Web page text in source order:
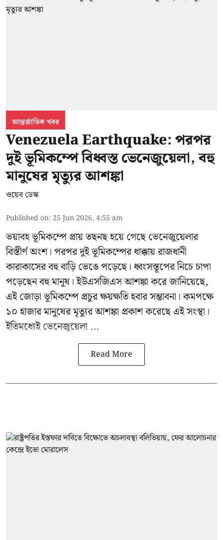
আন্তর্জাতিক খবর
Venezuela Earthquake: পরপর
দুই ভূমিকম্পে বিধ্বস্ত ভেনেজুয়েলা, বহু
মানুষের মৃত্যুর আশঙ্কা
ওয়েব ডেস্ক
Published on: 25 Jun 2026, 4:55 am
ভয়াবহ ভূমিকম্পে প্রায় তছনছ হয়ে গেছেভেনেজুয়েলার
বিস্তীর্ণ অংশ। পরপর দুই ভূমিকম্পের ধাক্কায় রাজধানী
কারাকাসের বহু বাড়ি ভেঙে পড়েছে। ধ্বংসস্তূপের নিচে চাপা
পড়েছেন বহু মানুষ। ইউএসজিএস আশঙ্কা করে জানিয়েছে,
এই জোড়া ভূমিকম্পে প্রচুর ক্ষয়ক্ষতি হবার সম্ভাবনা। কমপক্ষে
১০ হাজার মানুষের মৃত্যুর আশঙ্কা প্রকাশ করেছে এই সংস্থা।
ইতিমধ্যেই ভেনেজুয়েলা ...
Read More